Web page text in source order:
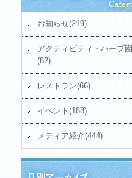
お知らせ(219)
アクティビティ・ハーブ園
(82)
レストラン(66)
イベント(188)
メディア紹介(444)